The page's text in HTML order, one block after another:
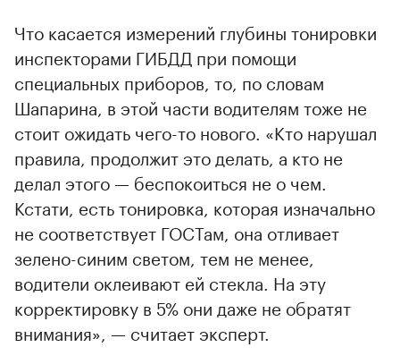
Что касается измерений глубины тонировки
инспекторами ГИБДД при помощи
специальных приборов, то, по словам
Шапарина, в этой части водителям тоже не
стоит ожидать чего-то нового. «Кто нарушал
правила, продолжит это делать, а кто не
делал этого — беспокоиться не о чем.
Кстати, есть тонировка, которая изначально
не соответствует ГОСТам, она отливает
зелено-синим светом, тем не менее,
водители оклеивают ей стекла. На эту
корректировку в 5% они даже не обратят
внимания», — считает эксперт.